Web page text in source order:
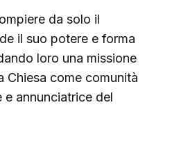
da solo il
il suo potere e forma
loro una missione
Chiesa come comunità
e annunciatrice del